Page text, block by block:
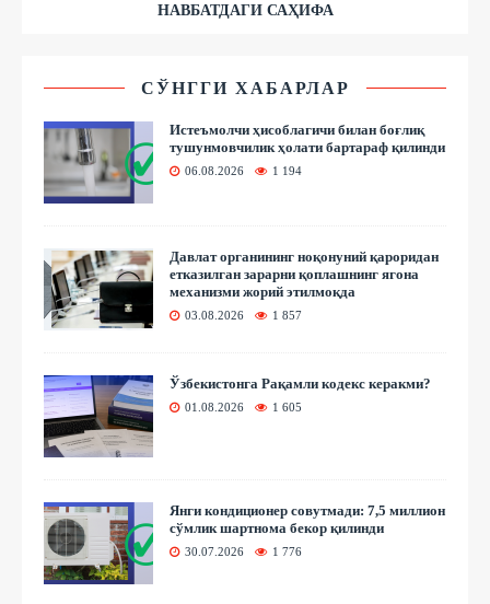
НАВБАТДАГИ САҲИФА
СЎНГГИ ХАБАРЛАР
Истеъмолчи ҳисоблагичи билан боғлиқ
тушунмовчилик ҳолати бартараф қилинди
06.08.2026 1 194
Давлат органининг ноқонуний қароридан
етказилган зарарни қоплашнинг ягона
механизми жорий этилмоқда
03.08.2026 1 857
Ўзбекистонга Рақамли кодекс керакми?
01.08.2026 1 605
Янги кондиционер совутмади: 7,5 миллион
сўмлик шартнома бекор қилинди
30.07.2026 1 776